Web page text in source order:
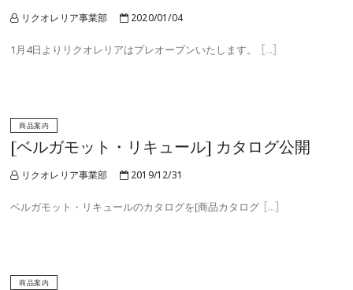
リクオレリア事業部 2020/01/04
1月4日よりリクオレリアはプレオープンいたします。
商品案内
[ベルガモット・リキュール] カタログ公開
リクオレリア事業部 2019/12/31
ベルガモット・リキュールのカタログを[商品カタログ
商品案内